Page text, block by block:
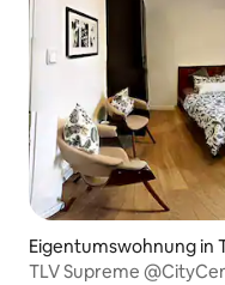
Eigentumswohnung in
TLV Supreme